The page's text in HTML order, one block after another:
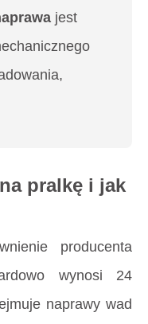
jest
pralkę i jak
producenta
wynosi 24
naprawy wad